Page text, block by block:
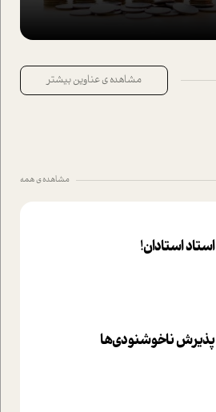
مشاهده ی عناوین بیشتر
مشاهده ی همه
استاد استادان!
پذیرش ناخوشنودی‌ها